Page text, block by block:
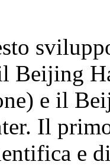
Beijing
e il
Il
e